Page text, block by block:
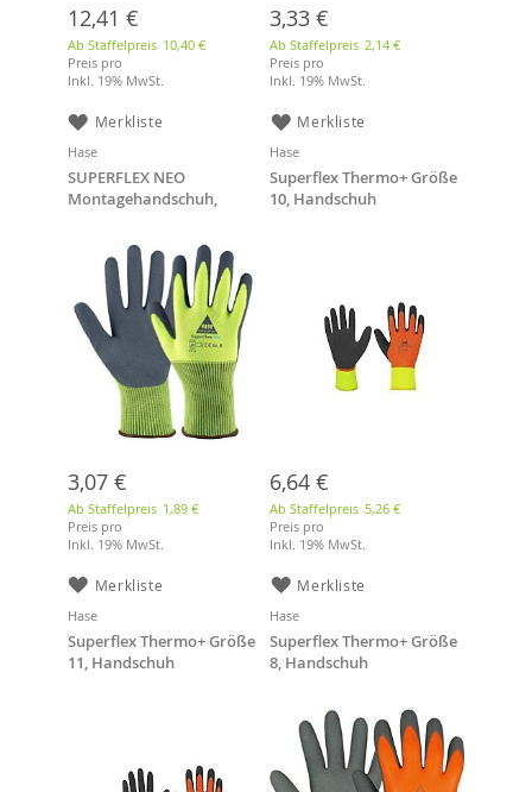
12,41 €
Ab Staffelpreis 10,40 €
Preis pro
Inkl. 19% MwSt.
Merkliste
3,33 €
Ab Staffelpreis 2,14 €
Preis pro
Inkl. 19% MwSt.
Merkliste
Hase
SUPERFLEX NEO
Montagehandschuh,
neon-grün/grau, Größe 9
3,07 €
Ab Staffelpreis 1,89 €
Preis pro
Inkl. 19% MwSt.
Merkliste
Hase
Superflex Thermo+ Größe
10, Handschuh
6,64 €
Ab Staffelpreis 5,26 €
Preis pro
Inkl. 19% MwSt.
Merkliste
Hase
Superflex Thermo+ Größe
11, Handschuh
Hase
Superflex Thermo+ Größe
8, Handschuh